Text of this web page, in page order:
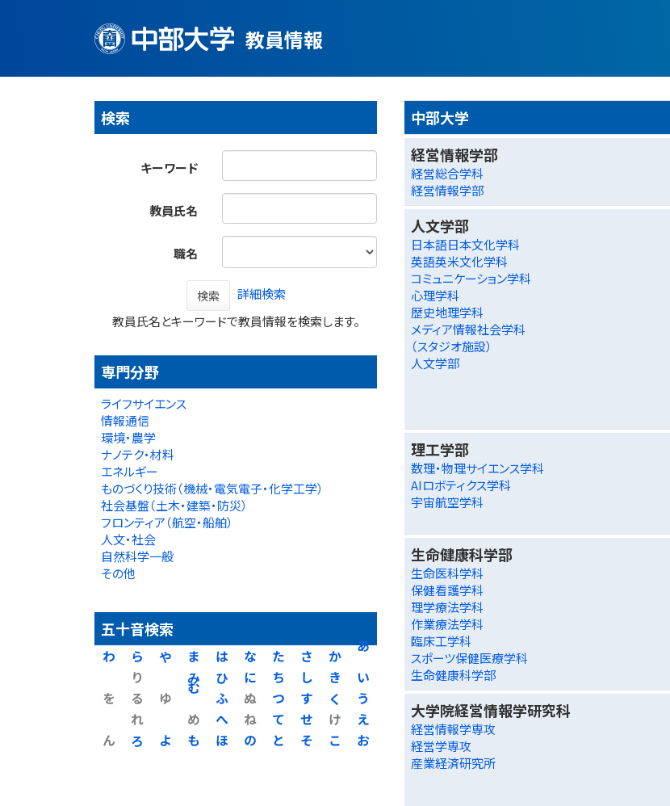
教員情報
検索
キーワード
教員氏名
職名
検索
詳細検索
教員氏名とキーワードで教員情報を検索します。
専門分野
ライフサイエンス
情報通信
環境・農学
ナノテク・材料
エネルギー
ものづくり技術（機械・電気電子・化学工学）
社会基盤（土木・建築・防災）
フロンティア（航空・船舶）
人文・社会
自然科学一般
その他
五十音検索
あ
い
う
え
お
か
き
く
け
こ
さ
し
す
せ
そ
た
ち
つ
て
と
な
に
ぬ
ね
の
は
ひ
ふ
へ
ほ
ま
み
む
め
も
や
ゆ
よ
ら
り
る
れ
ろ
わ
を
ん
中部大学
経営情報学部
経営総合学科
経営情報学部
人文学部
日本語日本文化学科
英語英米文化学科
コミュニケーション学科
心理学科
歴史地理学科
メディア情報社会学科
（スタジオ施設）
人文学部
理工学部
数理・物理サイエンス学科
AIロボティクス学科
宇宙航空学科
生命健康科学部
生命医科学科
保健看護学科
理学療法学科
作業療法学科
臨床工学科
スポーツ保健医療学科
生命健康科学部
大学院経営情報学研究科
経営情報学専攻
経営学専攻
産業経済研究所